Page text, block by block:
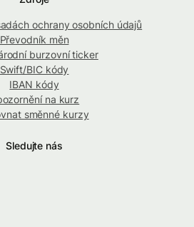
ochrany osobních údajů
Převodník měn
burzovní ticker
Swift/BIC kódy
IBAN kódy
na kurz
směnné kurzy
Sledujte nás